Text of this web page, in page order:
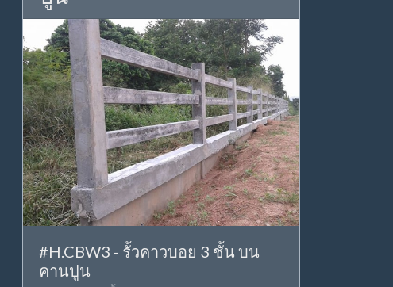
#H.CBW3 - รั้วคาวบอย 3 ชั้น บน
คานปูน